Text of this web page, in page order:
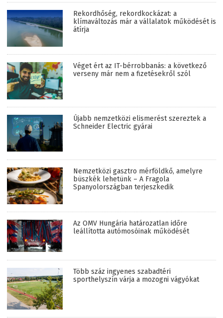
Rekordhőség, rekordkockázat: a
klímaváltozás már a vállalatok működését is
átírja
Véget ért az IT-bérrobbanás: a következő
verseny már nem a fizetésekről szól
Újabb nemzetközi elismerést szereztek a
Schneider Electric gyárai
Nemzetközi gasztro mérföldkő, amelyre
büszkék lehetünk – A Fragola
Spanyolországban terjeszkedik
Az OMV Hungária határozatlan időre
leállította autómosóinak működését
Több száz ingyenes szabadtéri
sporthelyszín várja a mozogni vágyókat